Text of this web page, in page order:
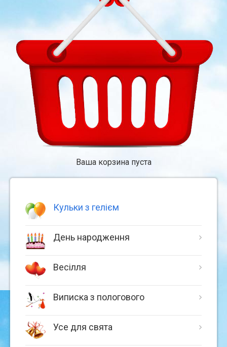
Ваша корзина пуста
Кульки з гелієм
День народження
Весілля
Виписка з пологового
Усе для свята